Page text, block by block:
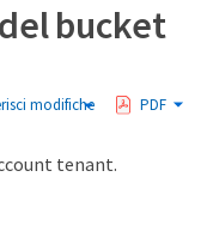
bucket
modifiche PDF
tenant.